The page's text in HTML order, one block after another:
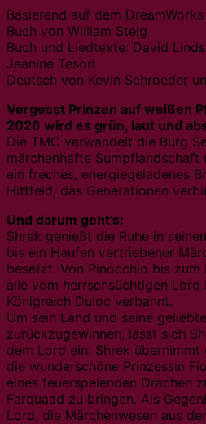
Basierend auf dem
Buch von William Steig
Buch und Liedtexte: David
Jeanine Tesori
Deutsch von Kevin Schroeder
Vergesst Prinzen auf weißen
2026 wird es grün, laut und
Die TMC verwandelt die Burg
märchenhafte Sumpflandschaft
ein freches, energiegeladenes
Hittfeld, das Generationen
Und darum geht’s:
Shrek genießt die Ruhe in
bis ein Haufen vertriebener
besetzt. Von Pinocchio bis
alle vom herrschsüchtigen Lord
Königreich Duloc verbannt.
Um sein Land und seine
zurückzugewinnen, lässt sich
dem Lord ein: Shrek
die wunderschöne Prinzessin
eines feuerspeienden Drachen
Farquaad zu bringen. Als
Lord, die Märchenwesen aus